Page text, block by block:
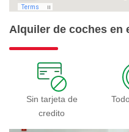
Alquiler de coches en
Sin tarjeta de
credito